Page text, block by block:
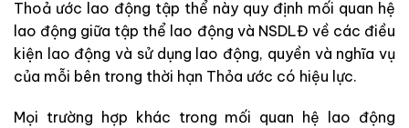
Thoả ước lao động tập thể này quy định mối quan hệ
lao động giữa tập thể lao động và NSDLĐ về các điều
kiện lao động và sử dụng lao động, quyền và nghĩa vụ
của mỗi bên trong thời hạn Thỏa ước có hiệu lực.
Mọi trường hợp khác trong mối quan hệ lao động